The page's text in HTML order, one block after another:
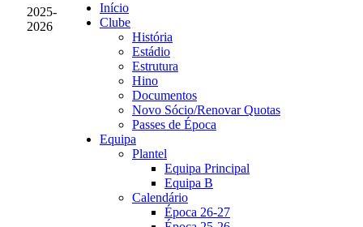
Início
Clube
História
Estádio
Estrutura
Hino
Documentos
Novo Sócio/Renovar Quotas
Passes de Época
Equipa
Plantel
Equipa Principal
Equipa B
Calendário
Época 26-27
2025-
2026